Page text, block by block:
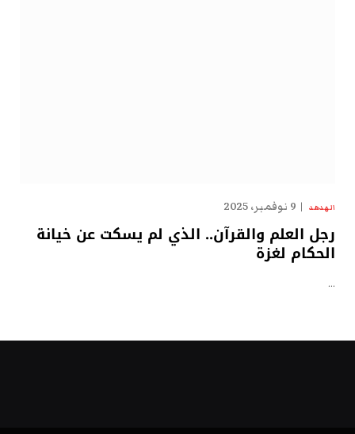
الهدهد 9 نوفمبر، 2025
رجل العلم والقرآن.. الذي لم يسكت عن خيانة
الحكام لغزة
…